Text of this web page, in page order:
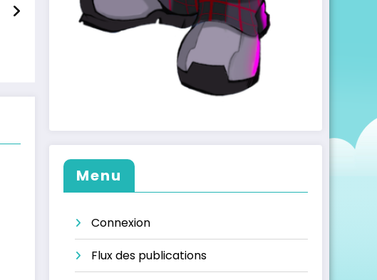
Menu
Connexion
Flux des publications